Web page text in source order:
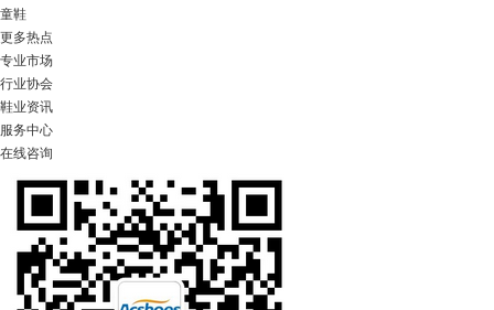
童鞋
更多热点
专业市场
行业协会
鞋业资讯
服务中心
在线咨询